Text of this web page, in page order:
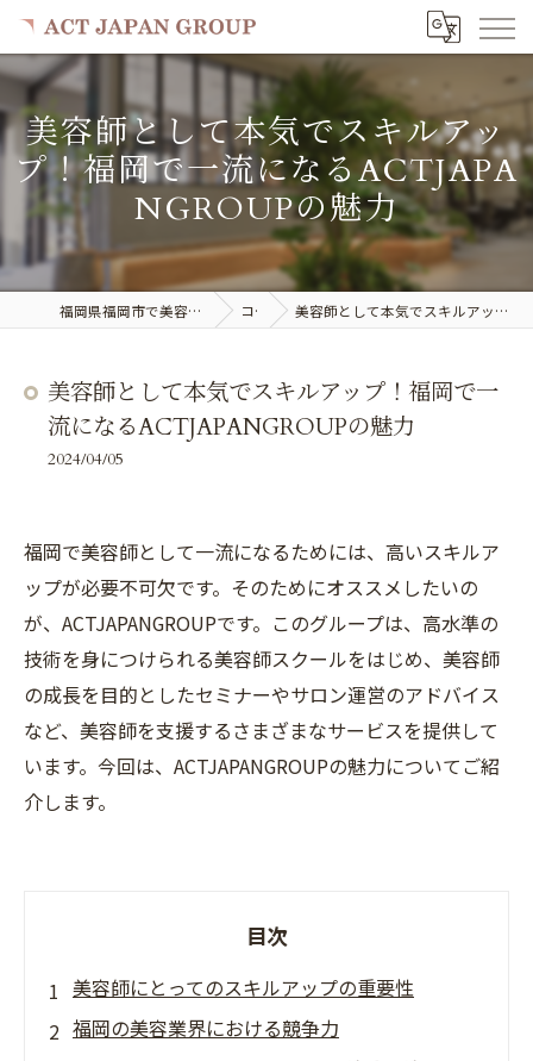
美容師として本気でスキルアッ
プ！福岡で一流になるACTJAPA
NGROUPの魅力
福岡県福岡市で美容室の求人ならACT JAPAN GROUP コラム 美容師として本気でスキルアップ！福岡で一流になるACTJAPANGROUPの魅力
美容師として本気でスキルアップ！福岡で一
流になるACTJAPANGROUPの魅力
2024/04/05
福岡で美容師として一流になるためには、高いスキルア
ップが必要不可欠です。そのためにオススメしたいの
が、ACTJAPANGROUPです。このグループは、高水準の
技術を身につけられる美容師スクールをはじめ、美容師
の成長を目的としたセミナーやサロン運営のアドバイス
など、美容師を支援するさまざまなサービスを提供して
います。今回は、ACTJAPANGROUPの魅力についてご紹
介します。
目次
美容師にとってのスキルアップの重要性
福岡の美容業界における競争力